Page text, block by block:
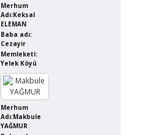
Merhum
Adı:Keksal
ELEMAN
Baba adı:
Cezayir
Memleketi:
Yelek Köyü
Merhum
Adı:Makbule
YAĞMUR